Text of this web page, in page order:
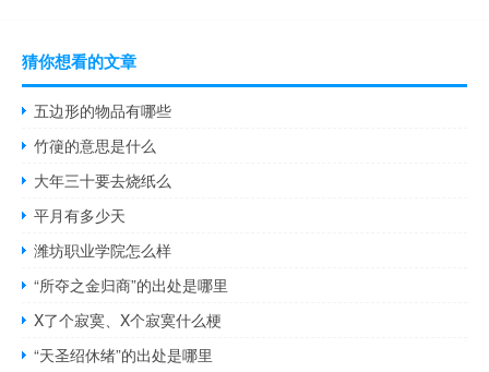
猜你想看的文章
五边形的物品有哪些
竹箯的意思是什么
大年三十要去烧纸么
平月有多少天
潍坊职业学院怎么样
“所夺之金归商”的出处是哪里
X了个寂寞、X个寂寞什么梗
“天圣绍休绪”的出处是哪里